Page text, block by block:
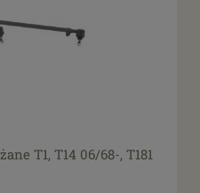
T1, T14 06/68-, T181